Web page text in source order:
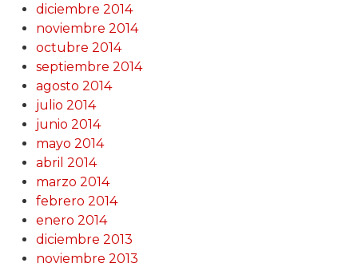
diciembre 2014
noviembre 2014
octubre 2014
septiembre 2014
agosto 2014
julio 2014
junio 2014
mayo 2014
abril 2014
marzo 2014
febrero 2014
enero 2014
diciembre 2013
noviembre 2013